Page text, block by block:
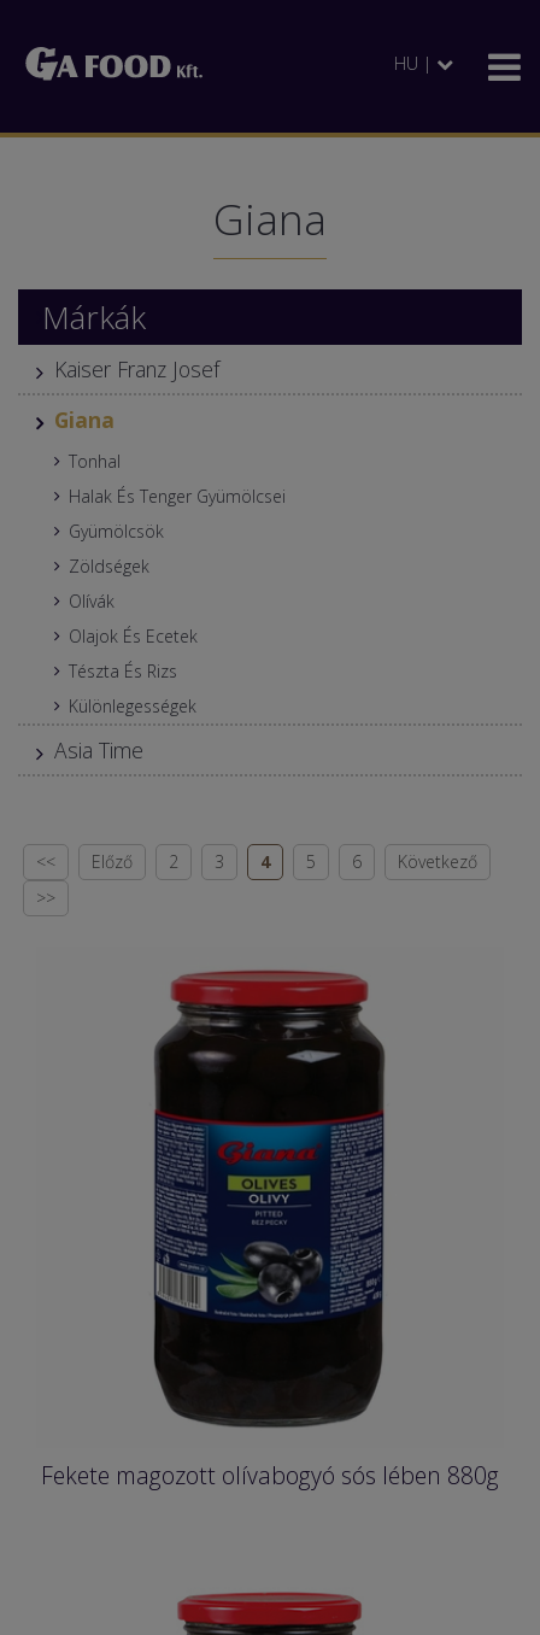
HU |
Giana
Márkák
Kaiser Franz Josef
Giana
Tonhal
Halak És Tenger Gyümölcsei
Gyümölcsök
Zöldségek
Olívák
Olajok És Ecetek
Tészta És Rizs
Különlegességek
Asia Time
<< Előző 2 3 4 5 6
Következő
>>
Fekete magozott olívabogyó sós lében 880g